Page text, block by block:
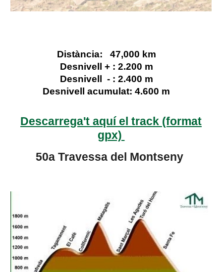
Distància: 47,000 km
Desnivell + : 2.200 m
Desnivell - : 2.400 m
Desnivell acumulat: 4.600 m
Descarrega't aquí el track (format
gpx)
50a Travessa del Montseny